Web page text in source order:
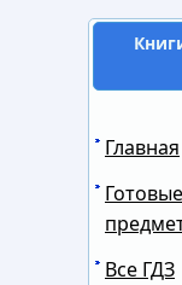
Главная
Все ГДЗ